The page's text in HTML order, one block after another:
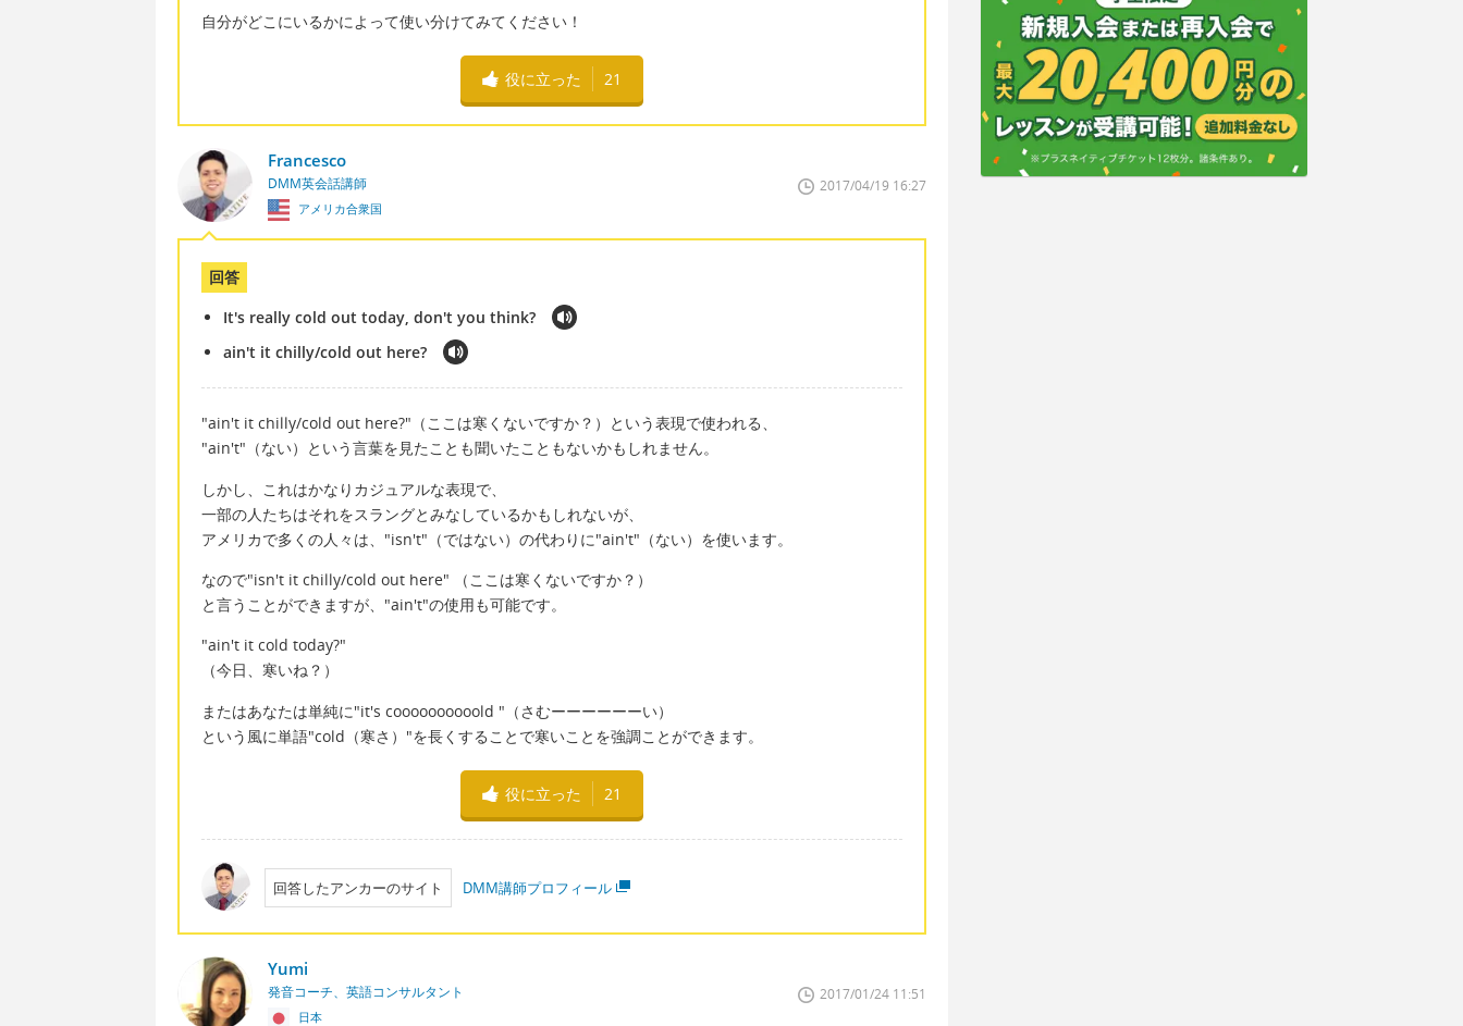
自分がどこにいるかによって使い分けてみてください！
役に立った 21
Francesco
DMM英会話講師
アメリカ合衆国
2017/04/19 16:27
回答
It's really cold out today, don't you think?
ain't it chilly/cold out here?
"ain't it chilly/cold out here?"（ここは寒くないですか？）という表現で使われる、
"ain't"（ない）という言葉を見たことも聞いたこともないかもしれません。
しかし、これはかなりカジュアルな表現で、
一部の人たちはそれをスラングとみなしているかもしれないが、
アメリカで多くの人々は、"isn't"（ではない）の代わりに"ain't"（ない）を使います。
なので"isn't it chilly/cold out here" （ここは寒くないですか？）
と言うことができますが、"ain't"の使用も可能です。
"ain't it cold today?"
（今日、寒いね？）
またはあなたは単純に"it's coooooooooold "（さむーーーーーーい）
という風に単語"cold（寒さ）"を長くすることで寒いことを強調ことができます。
役に立った 21
回答したアンカーのサイト DMM講師プロフィール
Yumi
発音コーチ、英語コンサルタント
日本
2017/01/24 11:51